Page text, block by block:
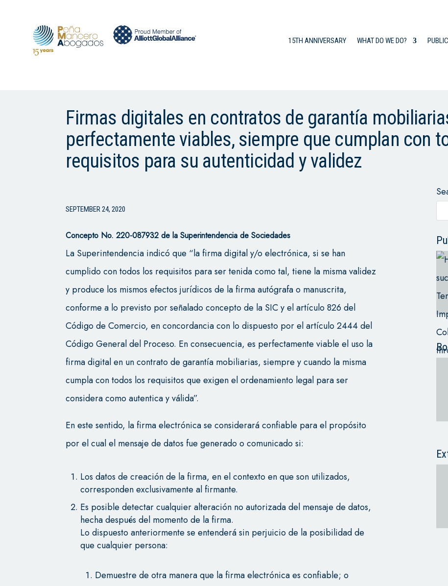
15TH ANNIVERSARY WHAT DO WE DO?
Firmas digitales en contratos de garantía
perfectamente viables, siempre que cumplan con
requisitos para su autenticidad y validez
SEPTEMBER 24, 2020
Concepto No. 220-087932 de la Superintendencia de Sociedades
La Superintendencia indicó que “la firma digital y/o electrónica, si se han
cumplido con todos los requisitos para ser tenida como tal, tiene la misma validez
y produce los mismos efectos jurídicos de la firma autógrafa o manuscrita,
conforme a lo previsto por señalado concepto de la SIC y el artículo 826 del
Código de Comercio, en concordancia con lo dispuesto por el artículo 2444 del
Código General del Proceso. En consecuencia, es perfectamente viable el uso la
firma digital en un contrato de garantía mobiliarias, siempre y cuando la misma
cumpla con todos los requisitos que exigen el ordenamiento legal para ser
considera como autentica y válida”.
En este sentido, la firma electrónica se considerará confiable para el propósito
por el cual el mensaje de datos fue generado o comunicado si:
Los datos de creación de la firma, en el contexto en que son utilizados,
corresponden exclusivamente al firmante.
Es posible detectar cualquier alteración no autorizada del mensaje de datos,
hecha después del momento de la firma.
Lo dispuesto anteriormente se entenderá sin perjuicio de la posibilidad de
que cualquier persona:
Demuestre de otra manera que la firma electrónica es confiable; o